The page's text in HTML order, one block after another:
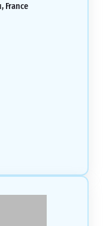
le personnel
suis très
et je ne
France